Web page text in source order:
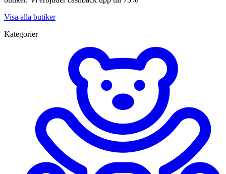
Visa alla butiker
Kategorier